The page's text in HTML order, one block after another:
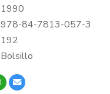
1990
978-84-7813-057-3
192
Bolsillo